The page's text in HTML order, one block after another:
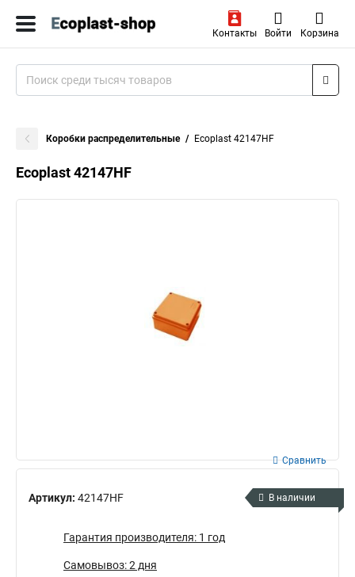
Контакты Войти Корзина
Коробки распределительные Ecoplast 42147HF
Ecoplast 42147HF
Артикул: 42147HF
Сравнить
В наличии
Гарантия производителя: 1 год
Самовывоз: 2 дня